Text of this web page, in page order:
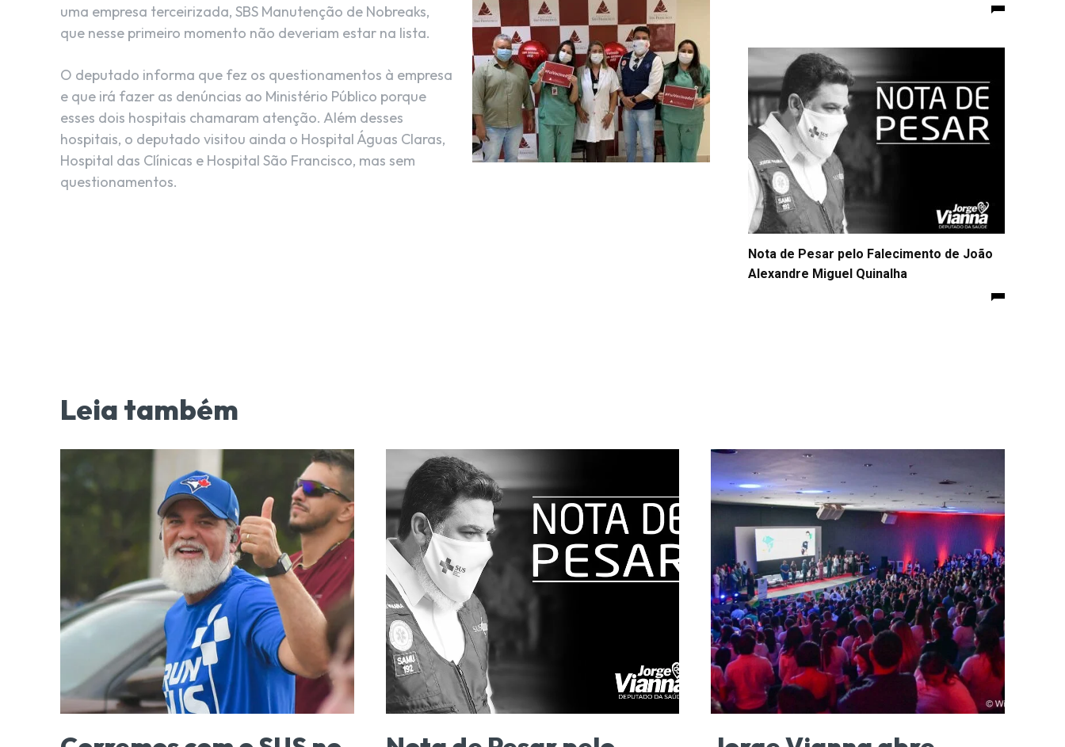
uma empresa terceirizada, SBS Manutenção de Nobreaks,
que nesse primeiro momento não deveriam estar na lista.
O deputado informa que fez os questionamentos à empresa
e que irá fazer as denúncias ao Ministério Público porque
esses dois hospitais chamaram atenção. Além desses
hospitais, o deputado visitou ainda o Hospital Águas Claras,
Hospital das Clínicas e Hospital São Francisco, mas sem
questionamentos.
Nota de Pesar pelo Falecimento de João
Alexandre Miguel Quinalha
Leia também